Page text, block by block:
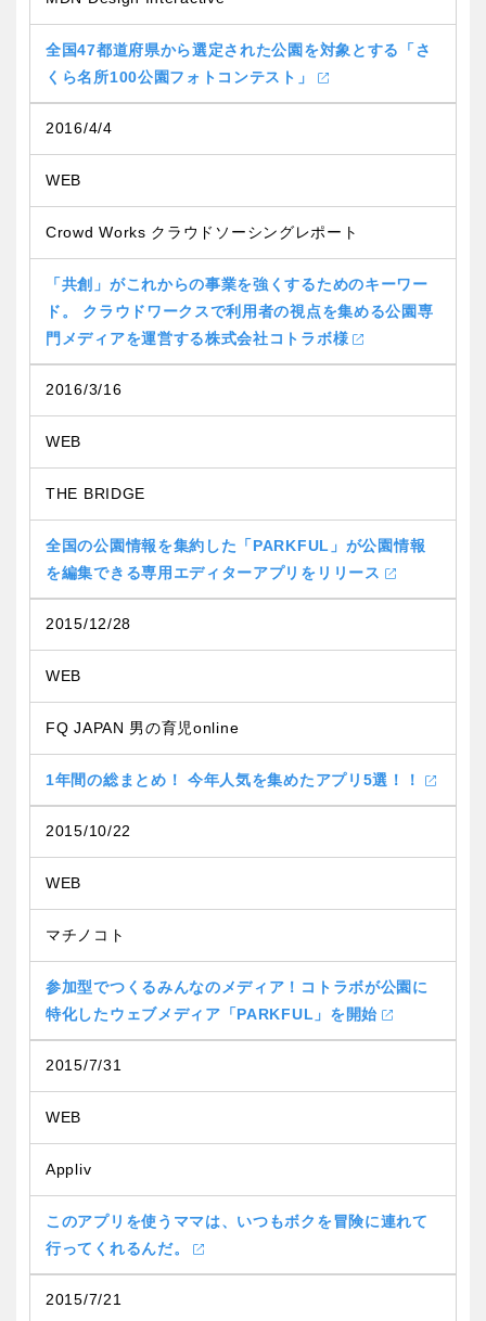
全国47都道府県から選定された公園を対象とする「さ
くら名所100公園フォトコンテスト」
2016/4/4
WEB
Crowd Works クラウドソーシングレポート
「共創」がこれからの事業を強くするためのキーワー
ド。 クラウドワークスで利用者の視点を集める公園専
門メディアを運営する株式会社コトラボ様
2016/3/16
WEB
THE BRIDGE
全国の公園情報を集約した「PARKFUL」が公園情報
を編集できる専用エディターアプリをリリース
2015/12/28
WEB
FQ JAPAN 男の育児online
1年間の総まとめ！ 今年人気を集めたアプリ5選！！
2015/10/22
WEB
マチノコト
参加型でつくるみんなのメディア！コトラボが公園に
特化したウェブメディア「PARKFUL」を開始
2015/7/31
WEB
Appliv
このアプリを使うママは、いつもボクを冒険に連れて
行ってくれるんだ。
2015/7/21